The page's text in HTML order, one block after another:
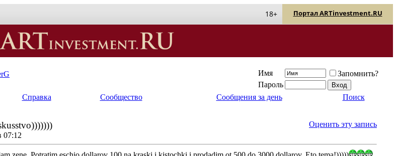
Портал ARTinvestment.RU
18+
Имя
Запомнить?
Пароль
Справка Сообщество Сообщения за день Поиск
Оценить эту запись
07:12